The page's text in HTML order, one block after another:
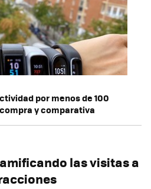
por menos de 100
y comparativa
las visitas a